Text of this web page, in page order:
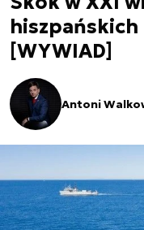
[WYWIAD]
Antoni